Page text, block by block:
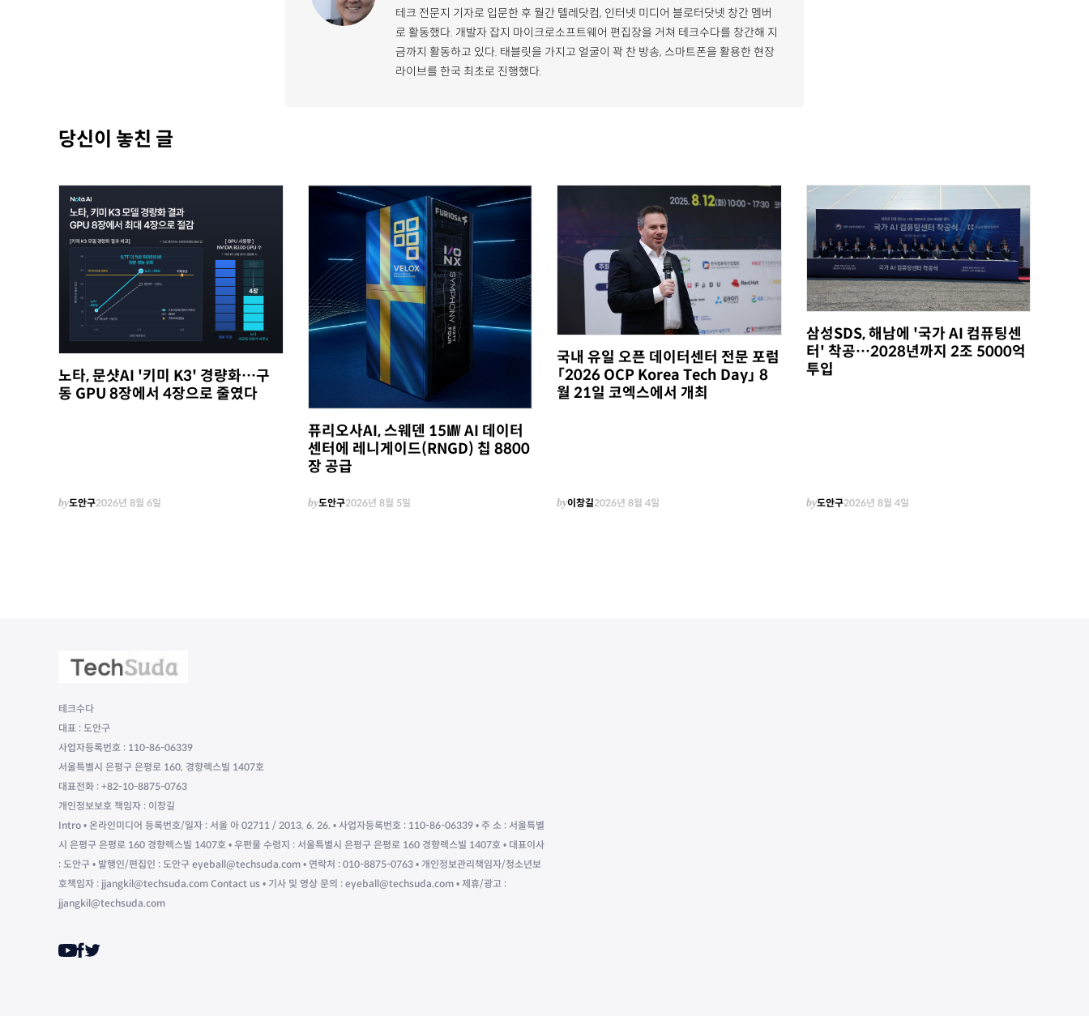
테크 전문지 기자로 입문한 후 월간 텔레닷컴, 인터넷 미디어 블로터닷넷 창간 멤버
로 활동했다. 개발자 잡지 마이크로소프트웨어 편집장을 거쳐 테크수다를 창간해 지
금까지 활동하고 있다. 태블릿을 가지고 얼굴이 꽉 찬 방송, 스마트폰을 활용한 현장
라이브를 한국 최초로 진행했다.
당신이 놓친 글
노타, 문샷AI '키미 K3' 경량화…구
동 GPU 8장에서 4장으로 줄였다
by도안구2026년 8월 6일
퓨리오사AI, 스웨덴 15㎿ AI 데이터
센터에 레니게이드(RNGD) 칩 8800
장 공급
by도안구2026년 8월 5일
국내 유일 오픈 데이터센터 전문 포럼
「2026 OCP Korea Tech Day」 8
월 21일 코엑스에서 개최
by이창길2026년 8월 4일
삼성SDS, 해남에 '국가 AI 컴퓨팅센
터' 착공…2028년까지 2조 5000억
투입
by도안구2026년 8월 4일
테크수다
대표 : 도안구
사업자등록번호 : 110-86-06339
서울특별시 은평구 은평로 160, 경향렉스빌 1407호
대표전화 : +82-10-8875-0763
개인정보보호 책임자 : 이창길
Intro • 온라인미디어 등록번호/일자 : 서울 아 02711 / 2013. 6. 26. • 사업자등록번호 : 110-86-06339 • 주 소 : 서울특별
시 은평구 은평로 160 경향렉스빌 1407호 • 우편물 수령지 : 서울특별시 은평구 은평로 160 경향렉스빌 1407호 • 대표이사
: 도안구 • 발행인/편집인 : 도안구 eyeball@techsuda.com • 연락처 : 010-8875-0763 • 개인정보관리책임자/청소년보
호책임자 : jjangkil@techsuda.com Contact us • 기사 및 영상 문의 : eyeball@techsuda.com • 제휴/광고 :
jjangkil@techsuda.com